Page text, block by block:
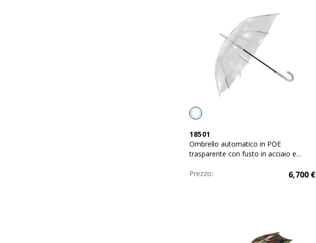
18501
Ombrello automatico in POE
trasparente con fusto in acciaio e
Prezzo:
6,700€